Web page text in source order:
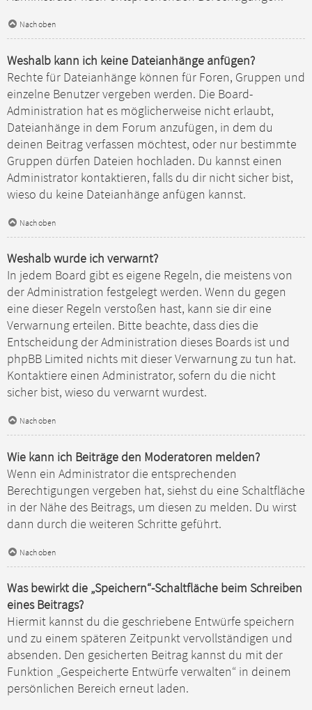
Nach oben
Weshalb kann ich keine Dateianhänge anfügen?
Rechte für Dateianhänge können für Foren, Gruppen und
einzelne Benutzer vergeben werden. Die Board-
Administration hat es möglicherweise nicht erlaubt,
Dateianhänge in dem Forum anzufügen, in dem du
deinen Beitrag verfassen möchtest, oder nur bestimmte
Gruppen dürfen Dateien hochladen. Du kannst einen
Administrator kontaktieren, falls du dir nicht sicher bist,
wieso du keine Dateianhänge anfügen kannst.
Nach oben
Weshalb wurde ich verwarnt?
In jedem Board gibt es eigene Regeln, die meistens von
der Administration festgelegt werden. Wenn du gegen
eine dieser Regeln verstoßen hast, kann sie dir eine
Verwarnung erteilen. Bitte beachte, dass dies die
Entscheidung der Administration dieses Boards ist und
phpBB Limited nichts mit dieser Verwarnung zu tun hat.
Kontaktiere einen Administrator, sofern du die nicht
sicher bist, wieso du verwarnt wurdest.
Nach oben
Wie kann ich Beiträge den Moderatoren melden?
Wenn ein Administrator die entsprechenden
Berechtigungen vergeben hat, siehst du eine Schaltfläche
in der Nähe des Beitrags, um diesen zu melden. Du wirst
dann durch die weiteren Schritte geführt.
Nach oben
Was bewirkt die „Speichern“-Schaltfläche beim Schreiben
eines Beitrags?
Hiermit kannst du die geschriebene Entwürfe speichern
und zu einem späteren Zeitpunkt vervollständigen und
absenden. Den gesicherten Beitrag kannst du mit der
Funktion „Gespeicherte Entwürfe verwalten“ in deinem
persönlichen Bereich erneut laden.